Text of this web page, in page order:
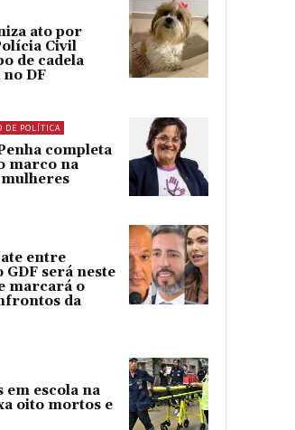
ato por
Civil
de cadela
DF
DE POLÍTICA
completa
marco na
entre
GDF será neste
marcará o
da
em escola na
oito mortos e